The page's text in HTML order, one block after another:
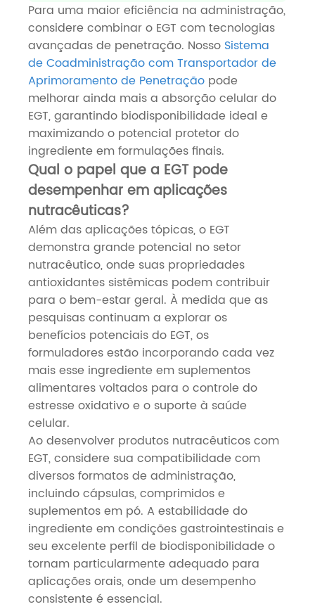
Para uma maior eficiência na administração,
considere combinar o EGT com tecnologias
avançadas de penetração. Nosso Sistema
de Coadministração com Transportador de
Aprimoramento de Penetração pode
melhorar ainda mais a absorção celular do
EGT, garantindo biodisponibilidade ideal e
maximizando o potencial protetor do
ingrediente em formulações finais.
Qual o papel que a EGT pode
desempenhar em aplicações
nutracêuticas?
Além das aplicações tópicas, o EGT
demonstra grande potencial no setor
nutracêutico, onde suas propriedades
antioxidantes sistêmicas podem contribuir
para o bem-estar geral. À medida que as
pesquisas continuam a explorar os
benefícios potenciais do EGT, os
formuladores estão incorporando cada vez
mais esse ingrediente em suplementos
alimentares voltados para o controle do
estresse oxidativo e o suporte à saúde
celular.
Ao desenvolver produtos nutracêuticos com
EGT, considere sua compatibilidade com
diversos formatos de administração,
incluindo cápsulas, comprimidos e
suplementos em pó. A estabilidade do
ingrediente em condições gastrointestinais e
seu excelente perfil de biodisponibilidade o
tornam particularmente adequado para
aplicações orais, onde um desempenho
consistente é essencial.